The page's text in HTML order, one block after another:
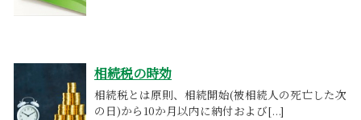
相続税の時効
相続税とは原則、相続開始(被相続人の死亡した次
の日)から10か月以内に納付および[...]